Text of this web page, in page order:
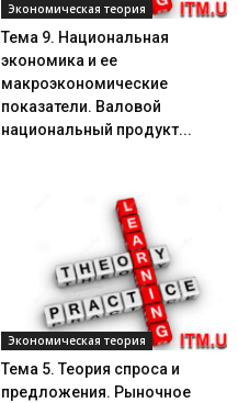
Экономическая теория
Тема 9. Национальная
экономика и ее
макроэкономические
показатели. Валовой
национальный продукт...
Экономическая теория
Тема 5. Теория спроса и
предложения. Рыночное